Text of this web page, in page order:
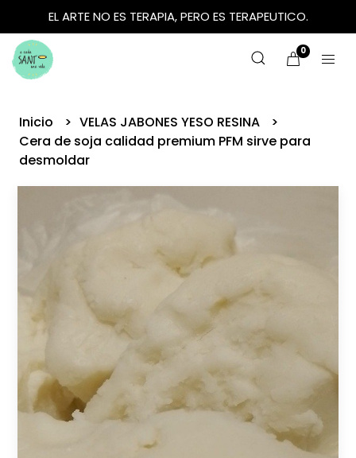
EL ARTE NO ES TERAPIA, PERO ES TERAPEUTICO.
0
Inicio
VELAS JABONES YESO RESINA
Cera de soja calidad premium PFM sirve para
desmoldar